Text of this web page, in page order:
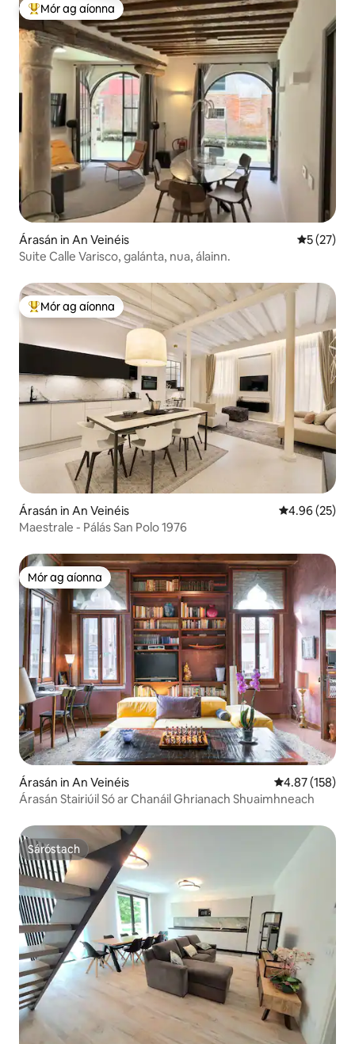
An-mhór ag aíonna
Mór ag aíonna
Árasán in An Veinéis
5 (27)
Suite Calle Varisco, galánta, nua, álainn.
An-mhór ag aíonna
Mór ag aíonna
Árasán in An Veinéis Meánrátáil
4.96 (25)
Maestrale - Pálás San Polo 1976
Mór ag aíonna
Mór ag aíonna
Árasán in An Veinéis Meánrátáil
4.87 (158)
Árasán Stairiúil Só ar Chanáil Ghrianach Shuaimhneach
Sáróstach
Sáróstach